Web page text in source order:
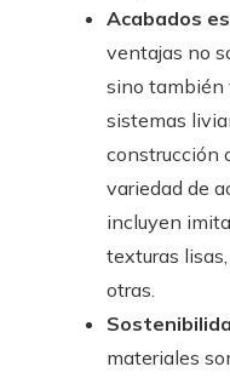
Acabados
ventajas no
sino también
sistemas
construcción
variedad de
incluyen
texturas
otras.
materiales